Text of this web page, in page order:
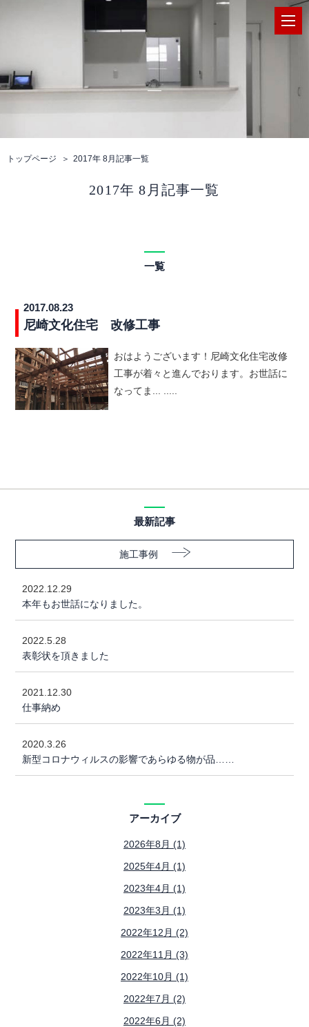
トップページ 2017年 8月記事一覧
2017年 8月記事一覧
一覧
2017.08.23
尼崎文化住宅 改修工事
おはようございます！尼崎文化住宅改修
工事が着々と進んでおります。お世話に
なってま... .....
最新記事
施工事例
2022.12.29
本年もお世話になりました。
2022.5.28
表彰状を頂きました
2021.12.30
仕事納め
2020.3.26
新型コロナウィルスの影響であらゆる物が品……
アーカイブ
2026年8月 (1)
2025年4月 (1)
2023年4月 (1)
2023年3月 (1)
2022年12月 (2)
2022年11月 (3)
2022年10月 (1)
2022年7月 (2)
2022年6月 (2)